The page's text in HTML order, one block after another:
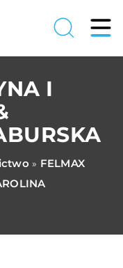
I
» FELMAX